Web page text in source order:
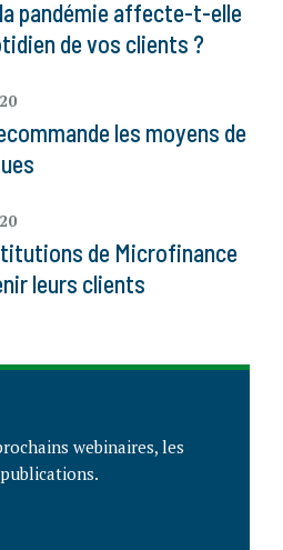
pandémie affecte-t-elle
de vos clients ?
les moyens de
de Microfinance
leurs clients
webinaires, les